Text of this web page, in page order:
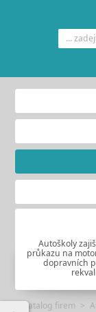
Autoškoly
průkazu na
dopravních
Katalog firem